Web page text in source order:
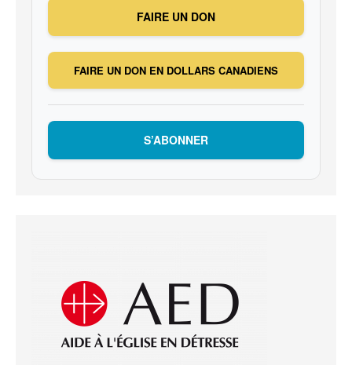
FAIRE UN DON
FAIRE UN DON EN DOLLARS CANADIENS
S’ABONNER